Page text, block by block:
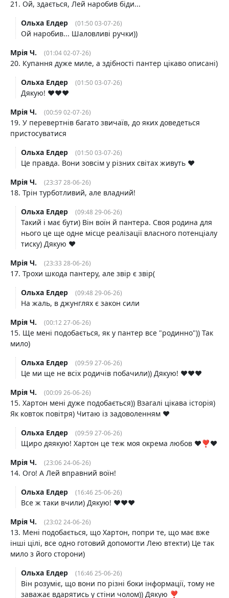
21. Ой, здається, Лей наробив біди...
Ольха Елдер
(01:50 03-07-26)
Ой наробив... Шаловливі ручки))
Мрія Ч.
(01:04 02-07-26)
20. Купання дуже миле, а здібності пантер цікаво описані)
Ольха Елдер
(01:50 03-07-26)
Дякую! ❤️❤️❤️
Мрія Ч.
(00:59 02-07-26)
19. У перевертнів багато звичаїв, до яких доведеться
пристосуватися
Ольха Елдер
(01:50 03-07-26)
Це правда. Вони зовсім у різних світах живуть ❤️
Мрія Ч.
(23:37 28-06-26)
18. Трін турботливий, але владний!
Ольха Елдер
(09:48 29-06-26)
Такий і має бути) Він воїн й пантера. Своя родина для
нього це ще одне місце реалізації власного потенціалу
тиску) Дякую ❤️
Мрія Ч.
(23:33 28-06-26)
17. Трохи шкода пантеру, але звір є звір(
Ольха Елдер
(09:48 29-06-26)
На жаль, в джунглях є закон сили
Мрія Ч.
(00:12 27-06-26)
15. Ще мені подобається, як у пантер все "родинно")) Так
мило)
Ольха Елдер
(09:59 27-06-26)
Це ми ще не всіх родичів побачили)) Дякую! ♥️♥️♥️
Мрія Ч.
(00:09 26-06-26)
15. Хартон мені дуже подобається)) Взагалі цікава історія)
Як ковток повітря) Читаю із задоволенням ❤️
Ольха Елдер
(09:59 27-06-26)
Щиро дяякую! Хартон це теж моя окрема любов ♥️❣️♥️
Мрія Ч.
(23:06 24-06-26)
14. Ого! А Лей вправний воїн!
Ольха Елдер
(16:46 25-06-26)
Все ж таки вчили) Дякую! ♥️♥️♥️
Мрія Ч.
(23:02 24-06-26)
13. Мені подобається, що Хартон, попри те, що має вже
інші цілі, все одно готовий допомогти Лею втекти) Це так
мило з його сторони)
Ольха Елдер
(16:46 25-06-26)
Він розуміє, що вони по різні боки інформації, тому не
заважає вдарятись у стіни чолом)) Дякую ❣️